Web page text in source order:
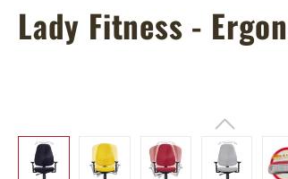
Lady Fitness -
Bildergalerie überspringen